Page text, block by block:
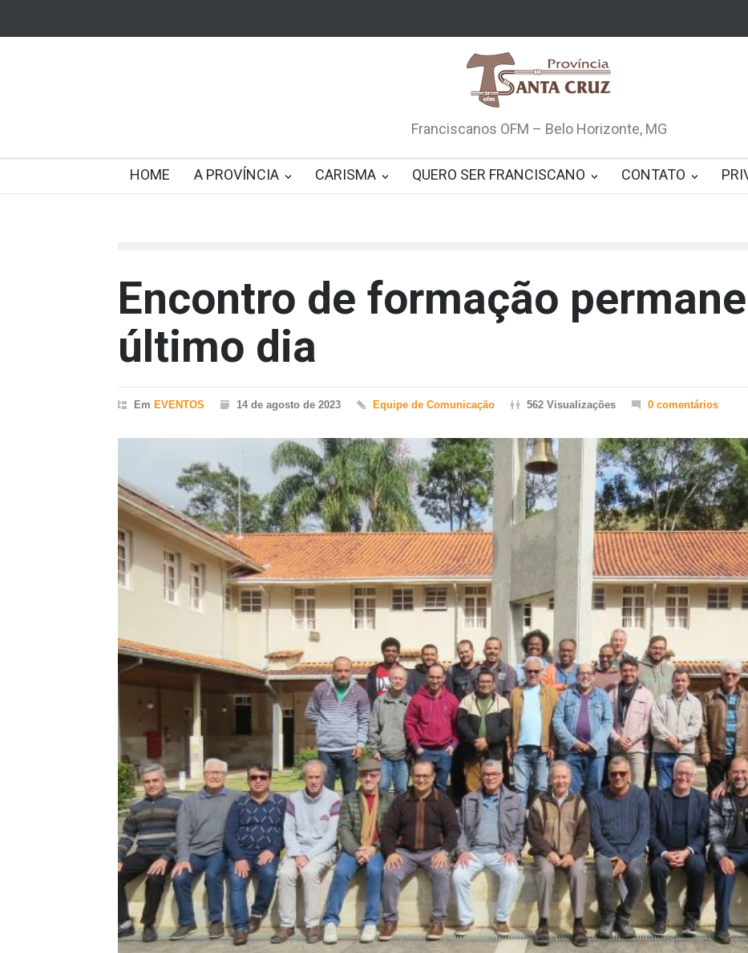
Franciscanos OFM – Belo Horizonte, MG
HOME A PROVÍNCIA CARISMA QUERO SER FRANCISCANO CONTATO
Encontro de formação
último dia
Em EVENTOS 14 de agosto de 2023 Equipe de Comunicação 562 Visualizações 0 comentários